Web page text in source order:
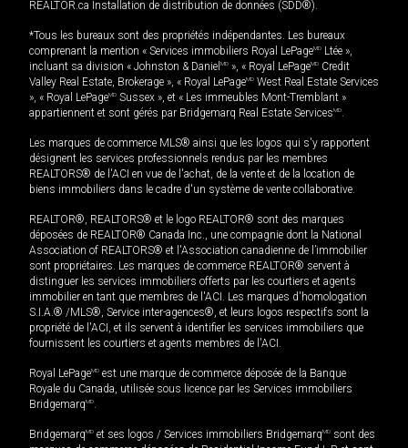
REALTOR.ca Installation de distribution de données (SDD®).
*Tous les bureaux sont des propriétés indépendantes. Les bureaux
comprenant la mention « Services immobiliers Royal LePageMD Ltée »,
incluant sa division « Johnston & Daniel MD », « Royal LePageMD Credit
Valley Real Estate, Brokerage », « Royal LePageMD West Real Estate Services
», « Royal LePageMD Sussex », et « Les immeubles Mont-Tremblant »
appartiennent et sont gérés par Bridgemarq Real Estate ServicesMD.
Les marques de commerce MLS® ainsi que les logos qui s'y rapportent
désignent les services professionnels rendus par les membres
REALTORS® de l'ACI en vue de l'achat, de la vente et de la location de
biens immobiliers dans le cadre d'un système de vente collaborative.
REALTOR®, REALTORS® et le logo REALTOR® sont des marques
déposées de REALTOR® Canada Inc., une compagnie dont la National
Association of REALTORS® et l'Association canadienne de l’immobilier
sont propriétaires. Les marques de commerce REALTOR® servent à
distinguer les services immobiliers offerts par les courtiers et agents
immobilier en tant que membres de l'ACI. Les marques d'homologation
S.I.A.® /MLS®, Service inter-agences®, et leurs logos respectifs sont la
propriété de l'ACI, et ils servent à identifier les services immobiliers que
fournissent les courtiers et agents membres de l'ACI.
Royal LePageMD est une marque de commerce déposée de la Banque
Royale du Canada, utilisée sous licence par les Services immobiliers
BridgemarqMD.
BridgemarqMD et ses logos / Services immobiliers BridgemarqMD sont des